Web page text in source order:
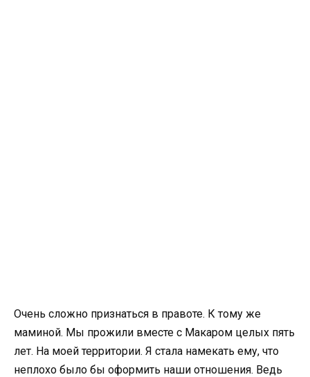
Очень сложно признаться в правоте. К тому же
маминой. Мы прожили вместе с Макаром целых пять
лет. На моей территории. Я стала намекать ему, что
неплохо было бы оформить наши отношения. Ведь